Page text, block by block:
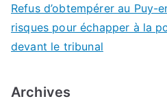
Refus d’obtempérer au Puy-
risques pour échapper à la
devant le tribunal
Archives